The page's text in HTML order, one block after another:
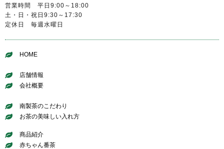
営業時間 平日9:00～18:00
土・日・祝日9:30～17:30
定休日 毎週水曜日
HOME
店舗情報
会社概要
南製茶のこだわり
お茶の美味しい入れ方
商品紹介
赤ちゃん番茶